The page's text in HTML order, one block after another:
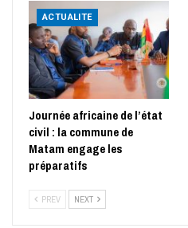
ACTUALITE
Journée africaine de l’état
civil : la commune de
Matam engage les
préparatifs
PREV NEXT